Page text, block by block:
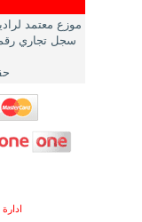
موزع معتمد